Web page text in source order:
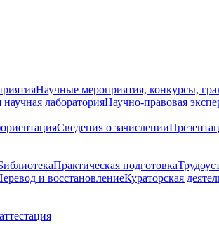
Научные мероприятия, конкурсы,
научная лабораторияНаучно-правовая
Сведения о зачислении
Практическая подготовка
и восстановлениеКураторская